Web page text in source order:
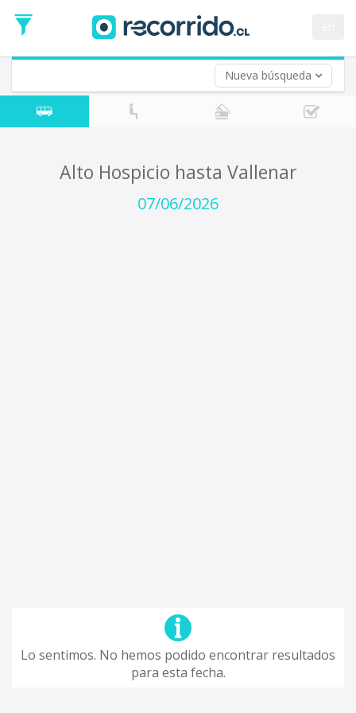
Nueva búsqueda
de
Ida
Vuelta (opcional)
Fecha
de
Alto Hospicio hasta Vallenar
07/06/2026
Lo sentimos. No hemos podido encontrar resultados
para esta fecha.